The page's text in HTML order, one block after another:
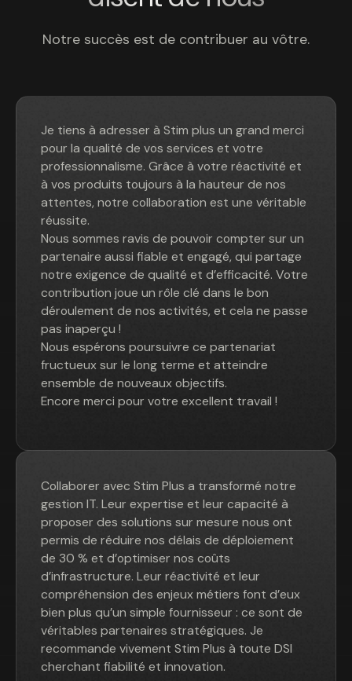
Notre succès est de contribuer au vôtre.
Je tiens à adresser à Stim plus un grand merci
pour la qualité de vos services et votre
professionnalisme. Grâce à votre réactivité et
à vos produits toujours à la hauteur de nos
attentes, notre collaboration est une véritable
réussite.
Nous sommes ravis de pouvoir compter sur un
partenaire aussi fiable et engagé, qui partage
notre exigence de qualité et d’efficacité. Votre
contribution joue un rôle clé dans le bon
déroulement de nos activités, et cela ne passe
pas inaperçu !
Nous espérons poursuivre ce partenariat
fructueux sur le long terme et atteindre
ensemble de nouveaux objectifs.
Encore merci pour votre excellent travail !
Collaborer avec Stim Plus a transformé notre
gestion IT. Leur expertise et leur capacité à
proposer des solutions sur mesure nous ont
permis de réduire nos délais de déploiement
de 30 % et d’optimiser nos coûts
d’infrastructure. Leur réactivité et leur
compréhension des enjeux métiers font d’eux
bien plus qu’un simple fournisseur : ce sont de
véritables partenaires stratégiques. Je
recommande vivement Stim Plus à toute DSI
cherchant fiabilité et innovation.